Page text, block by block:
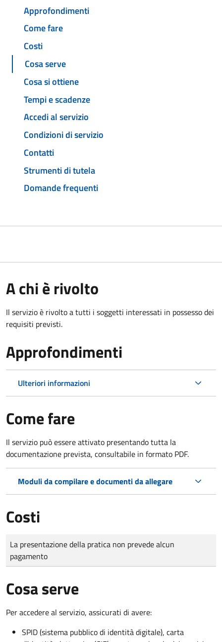
Approfondimenti
Come fare
Costi
Cosa serve
Cosa si ottiene
Tempi e scadenze
Accedi al servizio
Condizioni di servizio
Contatti
Strumenti di tutela
Domande frequenti
A chi è rivolto
Il servizio è rivolto a tutti i soggetti interessati in possesso dei
requisiti previsti.
Approfondimenti
Ulteriori informazioni
Come fare
Il servizio può essere attivato presentando tutta la
documentazione prevista, consultabile in formato PDF.
Moduli da compilare e documenti da allegare
Costi
Tipo di pagamento
Importo
La presentazione della pratica non prevede alcun
pagamento
Cosa serve
Per accedere al servizio, assicurati di avere:
SPID (sistema pubblico di identità digitale), carta